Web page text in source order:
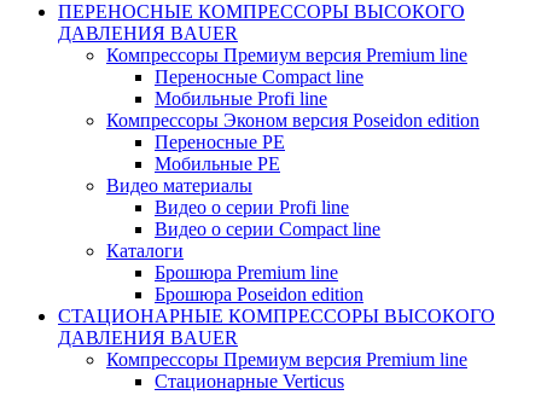
ПЕРЕНОСНЫЕ КОМПРЕССОРЫ ВЫСОКОГО
ДАВЛЕНИЯ BAUER
Компрессоры Премиум версия Premium line
Переносные Compact line
Мобильные Profi line
Компрессоры Эконом версия Poseidon edition
Переносные PE
Мобильные PE
Видео материалы
Видео о серии Profi line
Видео о серии Compact line
Каталоги
Брошюра Premium line
Брошюра Poseidon edition
СТАЦИОНАРНЫЕ КОМПРЕССОРЫ ВЫСОКОГО
ДАВЛЕНИЯ BAUER
Компрессоры Премиум версия Premium line
Стационарные Verticus